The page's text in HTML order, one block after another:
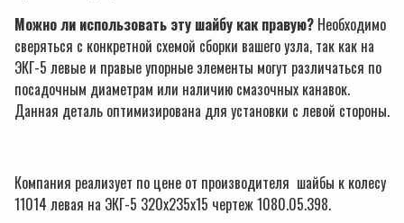
Можно ли использовать эту шайбу как правую? Необходимо
сверяться с конкретной схемой сборки вашего узла, так как на
ЭКГ-5 левые и правые упорные элементы могут различаться по
посадочным диаметрам или наличию смазочных канавок.
Данная деталь оптимизирована для установки с левой стороны.
Компания реализует по цене от производителя шайбы к колесу
11014 левая на ЭКГ-5 320х235х15 чертеж 1080.05.398.